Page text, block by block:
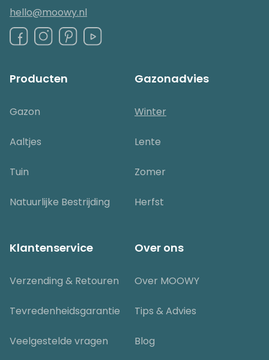
hello@moowy.nl
Producten
Gazon
Aaltjes
Tuin
Natuurlijke Bestrijding
Gazonadvies
Winter
Lente
Zomer
Herfst
Klantenservice
Verzending & Retouren
Tevredenheidsgarantie
Veelgestelde vragen
Over ons
Over MOOWY
Tips & Advies
Blog